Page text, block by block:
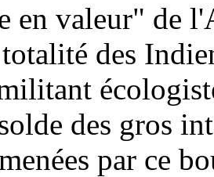
en valeur" de
des
des gros
par ce